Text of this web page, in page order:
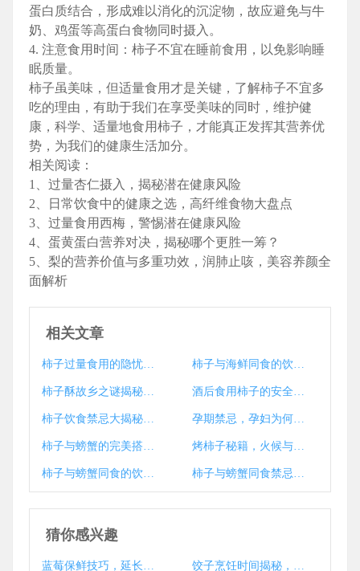
蛋白质结合，形成难以消化的沉淀物，故应避免与牛
奶、鸡蛋等高蛋白食物同时摄入。
4. 注意食用时间：柿子不宜在睡前食用，以免影响睡
眠质量。
柿子虽美味，但适量食用才是关键，了解柿子不宜多
吃的理由，有助于我们在享受美味的同时，维护健
康，科学、适量地食用柿子，才能真正发挥其营养优
势，为我们的健康生活加分。
相关阅读：
1、过量杏仁摄入，揭秘潜在健康风险
2、日常饮食中的健康之选，高纤维食物大盘点
3、过量食用西梅，警惕潜在健康风险
4、蛋黄蛋白营养对决，揭秘哪个更胜一筹？
5、梨的营养价值与多重功效，润肺止咳，美容养颜全
面解析
相关文章
柿子过量食用的隐忧，营养与健康的双重挑战解析 柿子与海鲜同食的饮食搭配禁忌及安全食用时间揭秘
柿子酥故乡之谜揭秘，探寻其独特魅力 酒后食用柿子的安全时间揭秘
柿子饮食禁忌大揭秘，哪些食物不宜与柿子同食？ 孕期禁忌，孕妇为何不宜食用柿子？
柿子与螃蟹的完美搭配，揭秘最佳食用时间间隔 烤柿子秘籍，火候与时间完美掌控技巧
柿子与螃蟹同食的饮食禁忌解析 柿子与螃蟹同食禁忌解析，食用时间揭秘
猜你感兴趣
蓝莓保鲜技巧，延长新鲜期的小窍门大揭秘 饺子烹饪时间揭秘，如何煮出完美口感